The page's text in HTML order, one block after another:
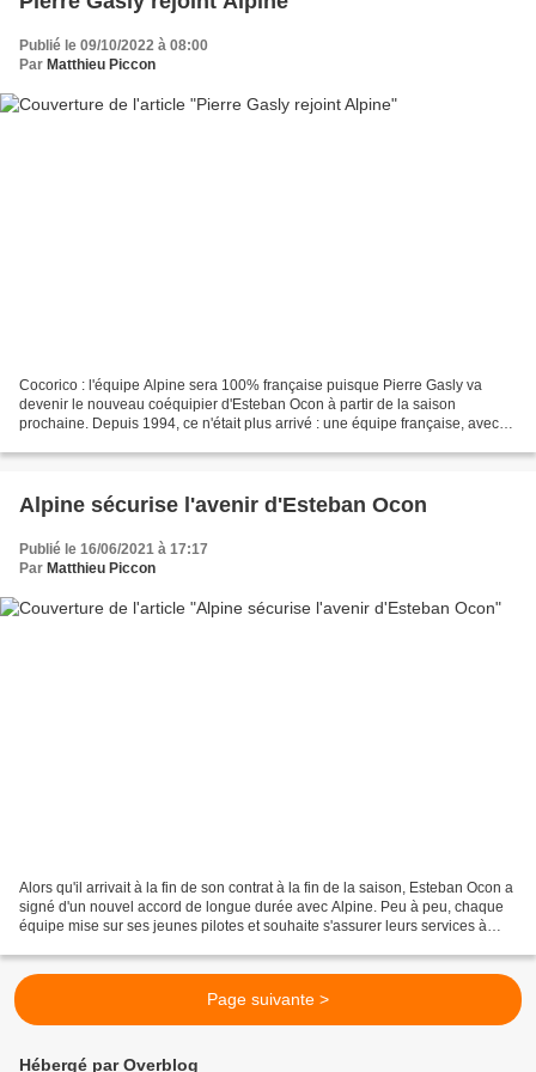
Publié le 09/10/2022 à 08:00
Par Matthieu Piccon
Cocorico : l'équipe Alpine sera 100% française puisque Pierre Gasly va
devenir le nouveau coéquipier d'Esteban Ocon à partir de la saison
prochaine. Depuis 1994, ce n'était plus arrivé : une équipe française, avec
Alpine sécurise l'avenir d'Esteban Ocon
Publié le 16/06/2021 à 17:17
Par Matthieu Piccon
Alors qu'il arrivait à la fin de son contrat à la fin de la saison, Esteban Ocon a
signé d'un nouvel accord de longue durée avec Alpine. Peu à peu, chaque
équipe mise sur ses jeunes pilotes et souhaite s'assurer leurs services à
Page suivante >
Hébergé par Overblog